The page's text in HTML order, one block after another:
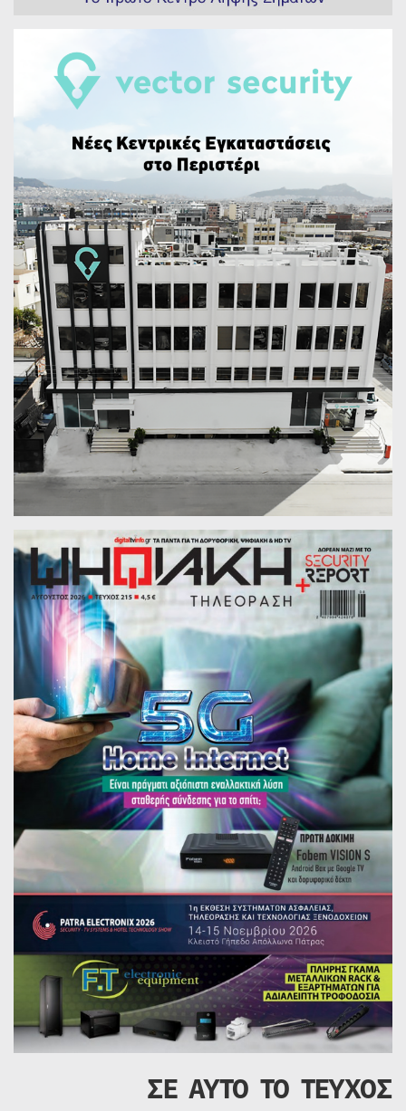
ΣΕ ΑΥΤΟ ΤΟ ΤΕΥΧΟΣ